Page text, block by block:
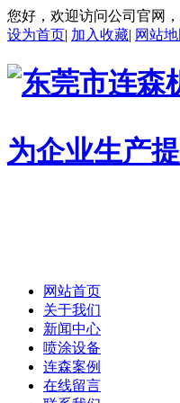
您好，欢迎访问公司官网
设为首页| 加入收藏| 网站地
为企业生产
网站首页
关于我们
新闻中心
喷涂设备
连森案例
在线留言